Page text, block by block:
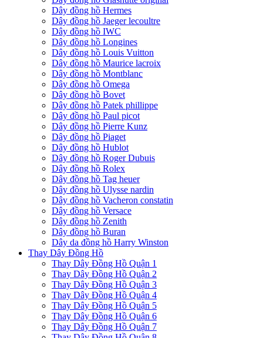
Dây đồng hồ Hermes
Dây đồng hồ Jaeger lecoultre
Dây đồng hồ IWC
Dây đồng hồ Longines
Dây đồng hồ Louis Vuitton
Dây đồng hồ Maurice lacroix
Dây đồng hồ Montblanc
Dây đồng hồ Omega
Dây đồng hồ Bovet
Dây đồng hồ Patek phillippe
Dây đồng hồ Paul picot
Dây đồng hồ Pierre Kunz
Dây đồng hồ Piaget
Dây đồng hồ Hublot
Dây đồng hồ Roger Dubuis
Dây đồng hồ Rolex
Dây đồng hồ Tag heuer
Dây đồng hồ Ulysse nardin
Dây đồng hồ Vacheron constatin
Dây đồng hồ Versace
Dây đồng hồ Zenith
Dây đồng hồ Buran
Dây da đồng hồ Harry Winston
Thay Dây Đồng Hồ
Thay Dây Đồng Hồ Quận 1
Thay Dây Đồng Hồ Quận 2
Thay Dây Đồng Hồ Quận 3
Thay Dây Đồng Hồ Quận 4
Thay Dây Đồng Hồ Quận 5
Thay Dây Đồng Hồ Quận 6
Thay Dây Đồng Hồ Quận 7